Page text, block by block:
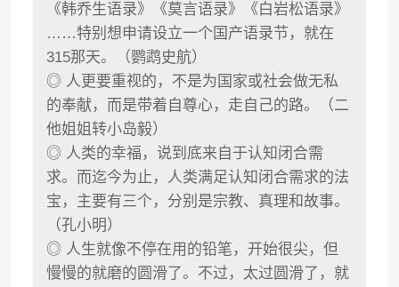
《韩乔生语录》《莫言语录》《白岩松语录》
……特别想申请设立一个国产语录节，就在
315那天。（鹦鹉史航）
◎ 人更要重视的，不是为国家或社会做无私
的奉献，而是带着自尊心，走自己的路。（二
他姐姐转小岛毅）
◎ 人类的幸福，说到底来自于认知闭合需
求。而迄今为止，人类满足认知闭合需求的法
宝，主要有三个，分别是宗教、真理和故事。
（孔小明）
◎ 人生就像不停在用的铅笔，开始很尖，但
慢慢的就磨的圆滑了。不过，太过圆滑了，就